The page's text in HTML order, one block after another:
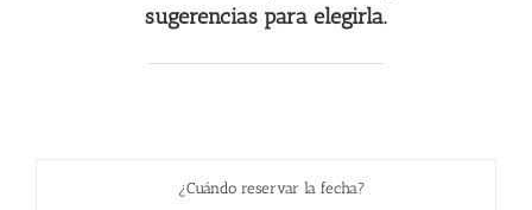
sugerencias para elegirla.
¿Cuándo reservar la fecha?